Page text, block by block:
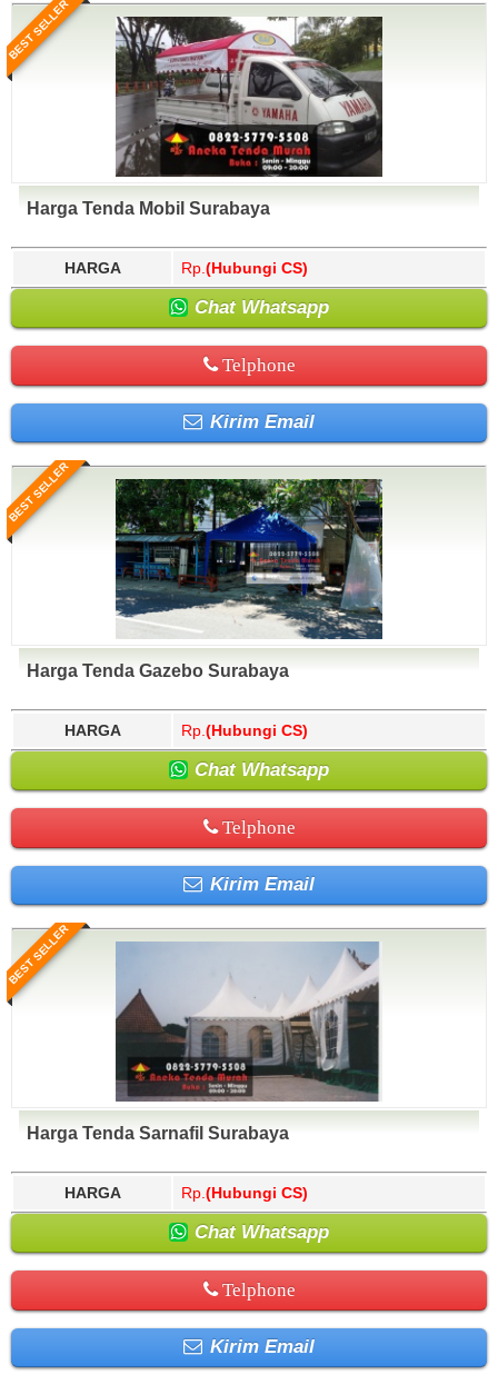
BEST SELLER
Harga Tenda Mobil Surabaya
HARGA Rp. (Hubungi CS)
Chat Whatsapp
Telphone
Kirim Email
BEST SELLER
Harga Tenda Gazebo Surabaya
HARGA Rp. (Hubungi CS)
Chat Whatsapp
Telphone
Kirim Email
BEST SELLER
Harga Tenda Sarnafil Surabaya
HARGA Rp. (Hubungi CS)
Chat Whatsapp
Telphone
Kirim Email